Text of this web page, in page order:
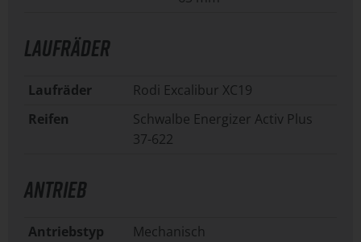
LAUFRÄDER
Laufräder
Rodi Excalibur XC19
Reifen
Schwalbe Energizer Activ Plus
37-622
ANTRIEB
Antriebstyp
Mechanisch